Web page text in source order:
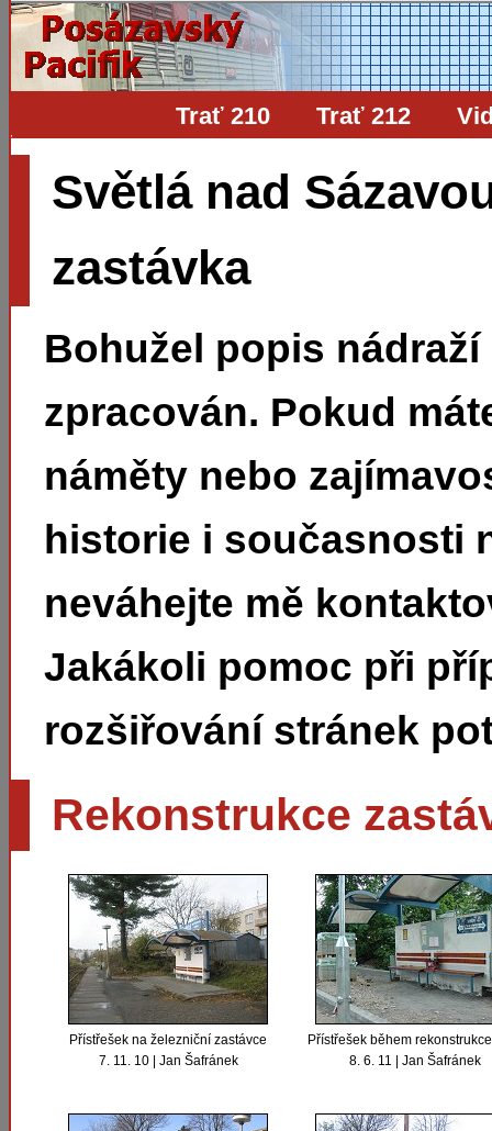
Trať 210 Trať 212
Světlá nad
zastávka
Bohužel popis
zpracován. Pokud
náměty nebo
historie i současnosti
neváhejte mě
Jakákoli pomoc při
rozšiřování stránek
Rekonstrukce
Přístřešek na železniční zastávce
7. 11. 10 | Jan Šafránek
Přístřešek během
8. 6. 11 | Jan Šafránek